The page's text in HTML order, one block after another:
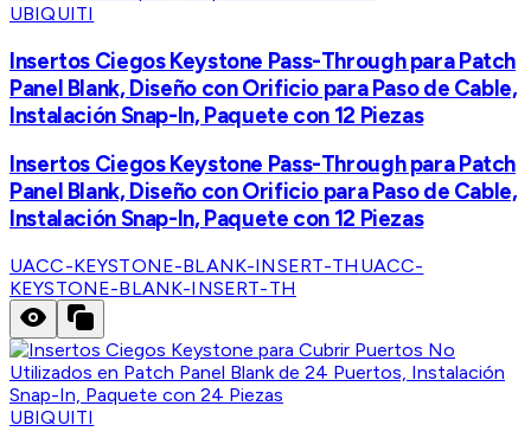
UBIQUITI
Insertos Ciegos Keystone Pass-Through para Patch
Panel Blank, Diseño con Orificio para Paso de Cable,
Instalación Snap-In, Paquete con 12 Piezas
Insertos Ciegos Keystone Pass-Through para Patch
Panel Blank, Diseño con Orificio para Paso de Cable,
Instalación Snap-In, Paquete con 12 Piezas
UACC-KEYSTONE-BLANK-INSERT-TH UACC-
KEYSTONE-BLANK-INSERT-TH
UBIQUITI